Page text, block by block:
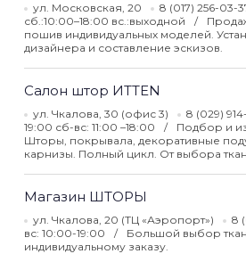
ул. Московская, 20 8 (017) 256-03-
сб.:10:00–18:00 вс.:выходной
пошив индивидуальных моделей.
дизайнера и составление эскизов.
Салон штор ИТТЕN
ул. Чкалова, 30 (офис 3) 8 (029)
19:00 сб-вс: 11:00 –18:00
Подбор и
Шторы, покрывала, декоративные
карнизы. Полный цикл. От выбора
Магазин ШТОРЫ
ул. Чкалова, 20 (ТЦ «Аэропорт») 8
вс: 10:00-19:00
Большой выбор
индивидуальному заказу.